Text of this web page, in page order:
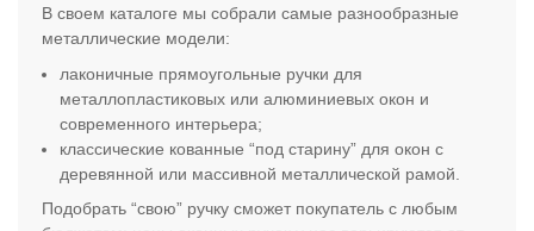
В своем каталоге мы собрали самые разнообразные
металлические модели:
лаконичные прямоугольные ручки для
металлопластиковых или алюминиевых окон и
современного интерьера;
классические кованные “под старину” для окон с
деревянной или массивной металлической рамой.
Подобрать “свою” ручку сможет покупатель с любым